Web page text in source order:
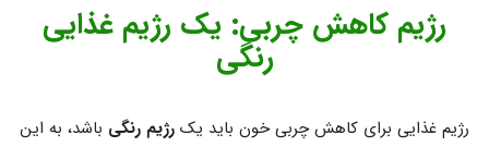
رژیم کاهش چربی: یک رژیم غذایی
رنگی
رژیم غذایی برای کاهش چربی خون باید یکرژیم رنگی باشد، به این